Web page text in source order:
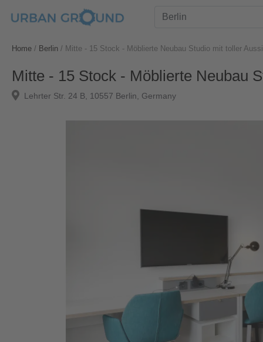
Home / Berlin / Mitte - 15 Stock - Möblierte Neubau Studio mit toller
Mitte - 15 Stock - Möblierte Neubau
Lehrter Str. 24 B, 10557 Berlin, Germany